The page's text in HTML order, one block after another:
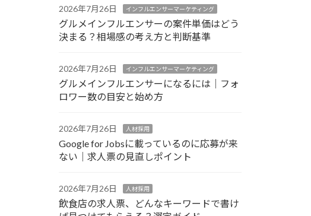
2026年7月26日 インフルエンサーマーケティング
グルメインフルエンサーの案件単価はどう
決まる？相場感の考え方と判断基準
2026年7月26日 インフルエンサーマーケティング
グルメインフルエンサーになるには｜フォ
ロワー数の目安と始め方
2026年7月26日 人材採用
Google for Jobsに載っているのに応募が来
ない｜求人票の見直しポイント
2026年7月26日 人材採用
飲食店の求人票、どんなキーワードで書け